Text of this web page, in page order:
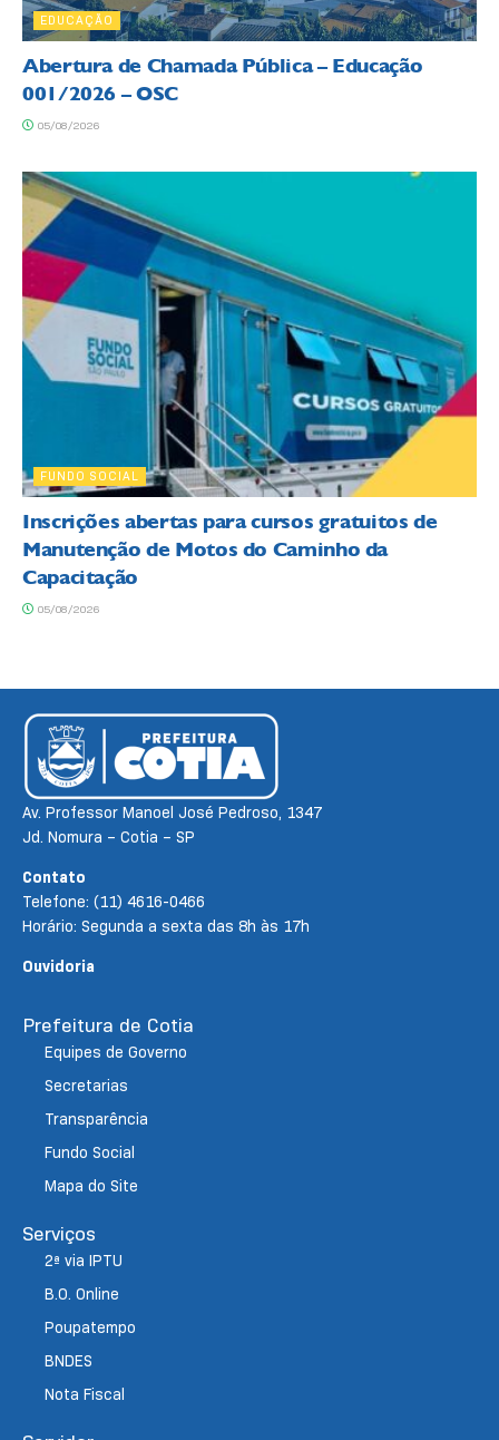
EDUCAÇÃO
Abertura de Chamada Pública – Educação
001/2026 – OSC
05/08/2026
FUNDO SOCIAL
Inscrições abertas para cursos gratuitos de
Manutenção de Motos do Caminho da
Capacitação
05/08/2026
Av. Professor Manoel José Pedroso, 1347
Jd. Nomura – Cotia – SP
Contato
Telefone: (11) 4616-0466
Horário: Segunda a sexta das 8h às 17h
Ouvidoria
Prefeitura de Cotia
Equipes de Governo
Secretarias
Transparência
Fundo Social
Mapa do Site
Serviços
2ª via IPTU
B.O. Online
Poupatempo
BNDES
Nota Fiscal